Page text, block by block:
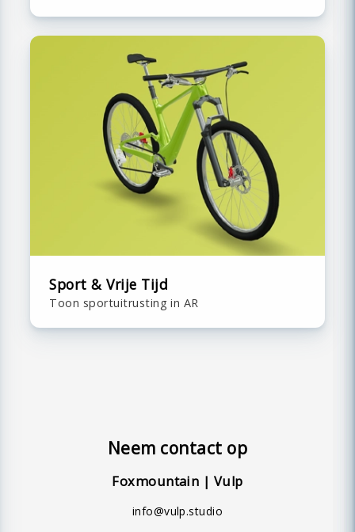
Sport & Vrije Tijd
Toon sportuitrusting in AR
Neem contact op
Foxmountain | Vulp
info@vulp.studio